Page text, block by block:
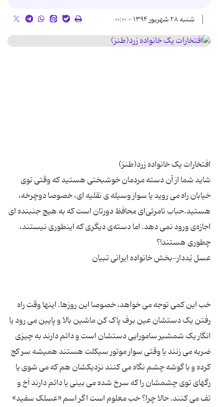
شنبه ۲۸ شهریور ۱۳۹۴ - ۰۰:۰۰
شاید شما از آن دسته مردمان خوشبختی هستید که وقتی توی
خیابان راه می روید یا سوار وسیله ی نقلیه ای، خصوصا دوچرخه،
هستید.حباب نامرئی‌ای محافظ دورتان است که به هیچ جنبنده ای
اجازه‌ی ورود نمی دهد. اما دسته‌ی دیگری که اینطوری نیستند،
خب این کمی توجه می خواهد، خصوصا این روزها. اینها وقت راه
رفتن یک دستشان عین برف پاک کن ماشین بالا و پایین می رود یا
انگار یک شمشیر سامورایی دستشان است و دائم دارند به چیزی
ضربه می زنند یا وقتی سوار موتور سیکلت هستند همیشه سر کج
کرده و با گوشه چشم نگاه می کنند نزدیکشان هم که می شوی یا
رگهای توی چشمشان را که سرخ شده می بینی یا دائم دارند اَخ و
تف می کنند. حالا چرا؟ خب معلوم است اگر اسم «عسلک سفید»